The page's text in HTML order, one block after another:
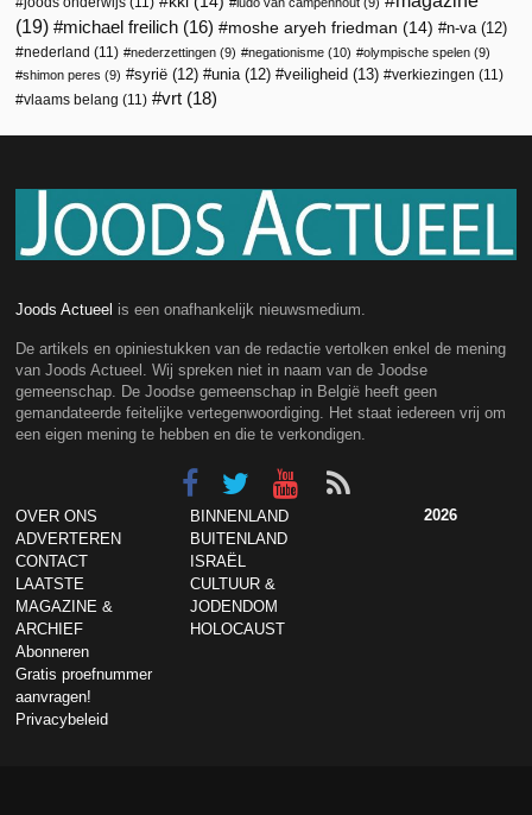
(19)
michael freilich (16) moshe aryeh friedman (14) n-va (12)
nederland (11) nederzettingen (9) negationisme (10) olympische spelen (9)
shimon peres (9) syrië (12) unia (12) veiligheid (13) verkiezingen (11)
vlaams belang (11) vrt (18)
Joods Actueel is een onafhankelijk nieuwsmedium.
De artikels en opiniestukken van de redactie vertolken enkel de mening
van Joods Actueel. Wij spreken niet in naam van de Joodse
gemeenschap. De Joodse gemeenschap in België heeft geen
gemandateerde feitelijke vertegenwoordiging. Het staat iedereen vrij om
een eigen mening te hebben en die te verkondigen.
OVER ONS
ADVERTEREN
CONTACT
LAATSTE
MAGAZINE &
ARCHIEF
Abonneren
Gratis proefnummer
aanvragen!
Privacybeleid
BINNENLAND
BUITENLAND
ISRAËL
CULTUUR &
JODENDOM
HOLOCAUST
2026